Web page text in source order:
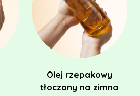
Olej rzepakowy
tłoczony na zimno